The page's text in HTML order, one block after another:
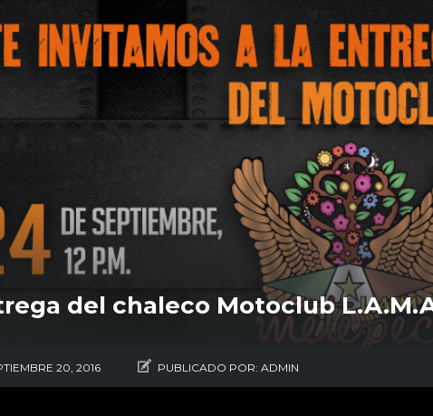
del chaleco Motoclub
20, 2016 PUBLICADO POR: ADMIN